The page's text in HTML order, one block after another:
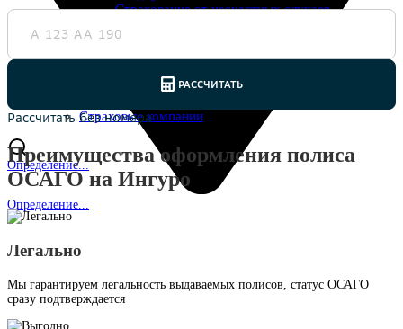
Определение...
Определение...
Страхование от несчастных случаев
Антиклещ
Страховые компании
Преимущества оформления полиса
ОСАГО на Ингуро
Легально
Мы гарантируем легальность выдаваемых полисов, статус ОСАГО
сразу подтверждается